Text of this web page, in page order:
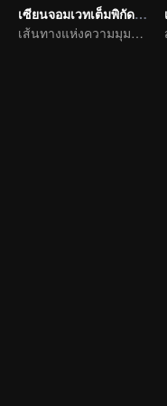
เซียนจอมเวทเต็มพิกัด ซีซัน1
เส้นทางแห่งความมุมานะในการฝึกพัฒนาตนเอง